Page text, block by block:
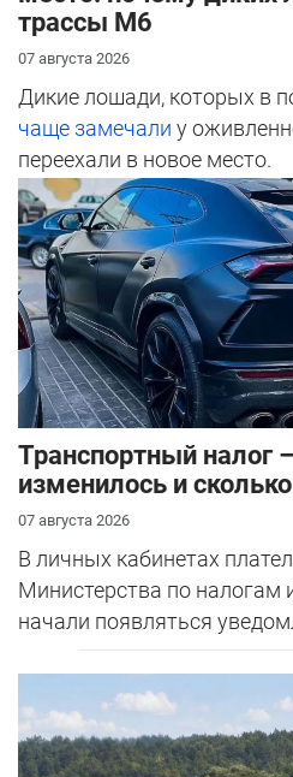
трассы М6
07 августа 2026
Дикие лошади, которых в
чаще замечали у
переехали в новое место.
Транспортный налог
изменилось и
07 августа 2026
В личных кабинетах
Министерства по налогам
начали появляться